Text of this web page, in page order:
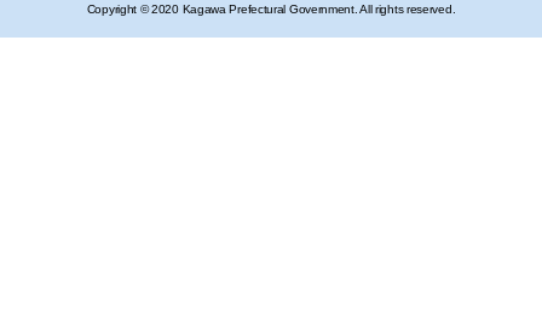
Copyright © 2020 Kagawa Prefectural Government. All rights reserved.